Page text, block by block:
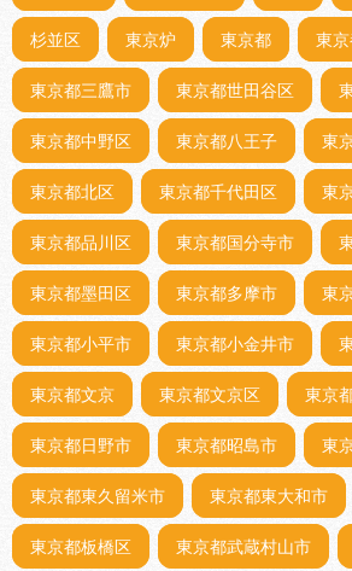
杉並区 東京炉 東京都 東
東京都三鷹市 東京都世田谷区
東京都中野区 東京都八王子 東
東京都北区 東京都千代田区 東
東京都品川区 東京都国分寺市
東京都墨田区 東京都多摩市 東
東京都小平市 東京都小金井市
東京都文京 東京都文京区 東京
東京都日野市 東京都昭島市 東
東京都東久留米市 東京都東大和市
東京都板橋区 東京都武蔵村山市